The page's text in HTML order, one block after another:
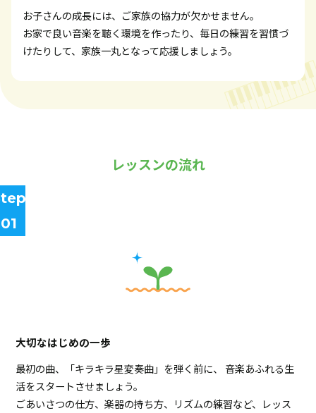
お子さんの成長には、ご家族の協力が欠かせません。
お家で良い音楽を聴く環境を作ったり、毎日の練習を習慣づ
けたりして、家族一丸となって応援しましょう。
レッスンの流れ
01
大切なはじめの一歩
最初の曲、「キラキラ星変奏曲」を弾く前に、 音楽あふれる生
活をスタートさせましょう。
ごあいさつの仕方、楽器の持ち方、リズムの練習など、レッス